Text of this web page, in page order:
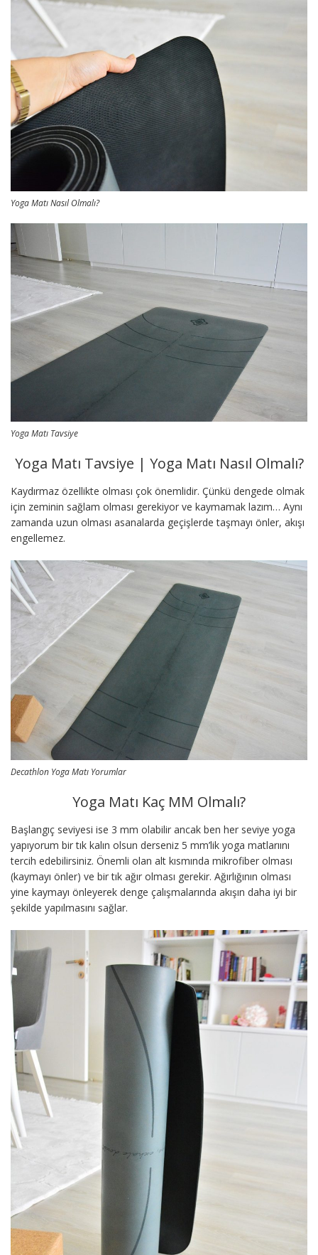
Yoga Matı Nasıl Olmalı?
Yoga Matı Tavsiye
Yoga Matı Tavsiye | Yoga Matı Nasıl Olmalı?
Kaydırmaz özellikte olması çok önemlidir. Çünkü dengede olmak
için zeminin sağlam olması gerekiyor ve kaymamak lazım… Aynı
zamanda uzun olması asanalarda geçişlerde taşmayı önler, akışı
engellemez.
Decathlon Yoga Matı Yorumlar
Yoga Matı Kaç MM Olmalı?
Başlangıç seviyesi ise 3 mm olabilir ancak ben her seviye yoga
yapıyorum bir tık kalın olsun derseniz 5 mm’lik yoga matlarıını
tercih edebilirsiniz. Önemli olan alt kısmında mikrofiber olması
(kaymayı önler) ve bir tık ağır olması gerekir. Ağırlığının olması
yine kaymayı önleyerek denge çalışmalarında akışın daha iyi bir
şekilde yapılmasını sağlar.